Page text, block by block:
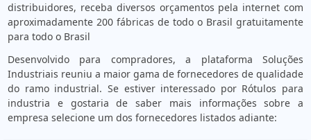
distribuidores, receba diversos orçamentos pela internet com
aproximadamente 200 fábricas de todo o Brasil gratuitamente
para todo o Brasil
Desenvolvido para compradores, a plataforma Soluções
Industriais reuniu a maior gama de fornecedores de qualidade
do ramo industrial. Se estiver interessado por Rótulos para
industria e gostaria de saber mais informações sobre a
empresa selecione um dos fornecedores listados adiante: